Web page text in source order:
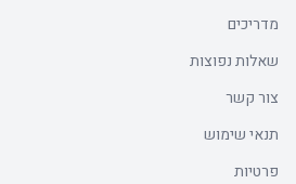
מדריכים
שאלות נפוצות
צור קשר
תנאי שימוש
פרטיות